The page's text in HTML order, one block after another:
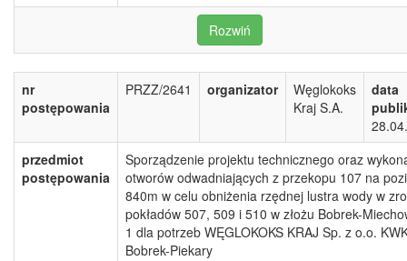
Rozwiń
nr
postępowania
PRZZ/2641 organizator
Węglokoks
Kraj S.A.
data
przedmiot
postępowania
Sporządzenie projektu technicznego oraz
otworów odwadniających z przekopu 107 na
840m w celu obniżenia rzędnej lustra wody w
pokładów 507, 509 i 510 w złożu Bobrek-
1 dla potrzeb WĘGLOKOKS KRAJ Sp. z o.o.
Bobrek-Piekary